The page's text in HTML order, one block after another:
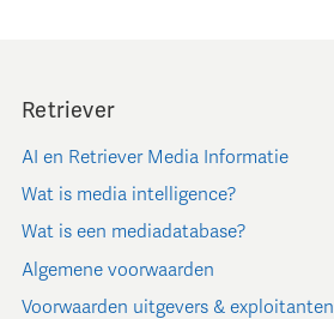
Retriever
AI en Retriever Media Informatie
Wat is media intelligence?
Wat is een mediadatabase?
Algemene voorwaarden
Voorwaarden uitgevers & exploitanten